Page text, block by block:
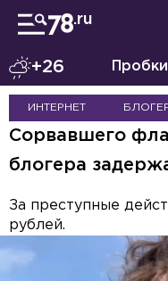
+26 Пробки
ИНТЕРНЕТ
Сорвавшего
блогера
За преступные
рублей.